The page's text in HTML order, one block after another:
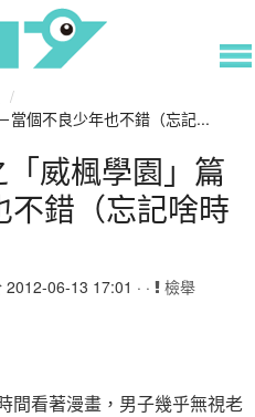
/
當個不良少年也不錯（忘記...
威楓學園」篇
不錯（忘記啥時
2012-06-13 17:01 · · 檢舉
著漫畫，男子幾乎無視老